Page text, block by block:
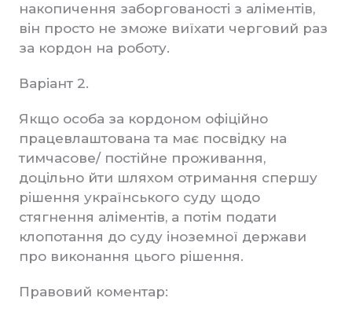
накопичення заборгованості з аліментів,
він просто не зможе виїхати черговий раз
за кордон на роботу.
Варіант 2.
Якщо особа за кордоном офіційно
працевлаштована та має посвідку на
тимчасове/ постійне проживання,
доцільно йти шляхом отримання спершу
рішення українського суду щодо
стягнення аліментів, а потім подати
клопотання до суду іноземної держави
про виконання цього рішення.
Правовий коментар: